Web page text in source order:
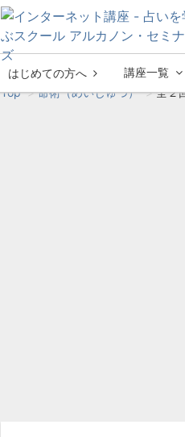
はじめての方へ 講座一覧
Top
命術（めいじゅつ） 全２